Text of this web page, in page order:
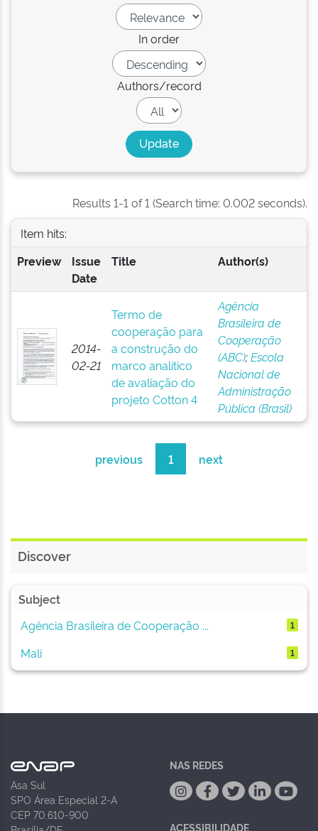
In order
Authors/record
Results 1-1 of 1 (Search time: 0.002 seconds).
Item hits:
Preview
Issue
Date
Title Author(s)
2014-
02-21
Termo de
cooperação para
a construção do
marco analítico
de avaliação do
projeto Cotton 4
Agência
Brasileira de
Cooperação
(ABC);Escola
Nacional de
Administração
Pública (Brasil)
previous 1 next
Discover
Subject
Agência Brasileira de Cooperação ...
1
Mali 1
Asa Sul
SPO Área Especial 2-A
CEP 70.610-900
NAS REDES
ACESSIBILIDADE